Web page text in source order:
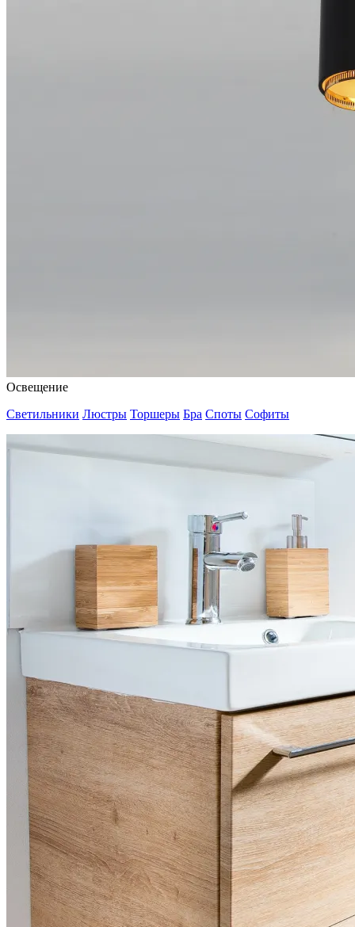
Освещение
Светильники Люстры Торшеры Бра Споты Софиты